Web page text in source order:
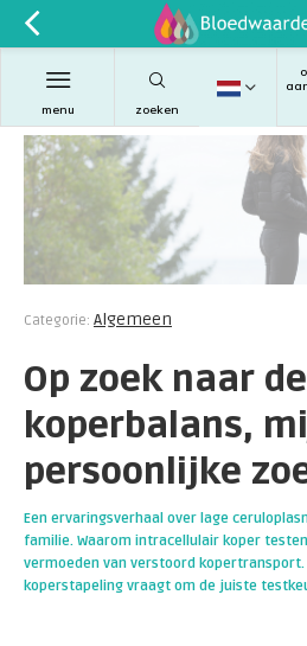
zoeken
menu
Categorie: Algemeen
Op zoek naar
koperbalans,
persoonlijke
Een ervaringsverhaal over lage
familie. Waarom intracellulair koper
vermoeden van verstoord
koperstapeling vraagt om de juiste